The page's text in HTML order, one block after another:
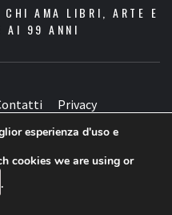
CHI AMA LIBRI, ARTE E
AI 99 ANNI
Privacy
InstagramYoutube
a Inchiostro Simpatico
esperienza d'uso e
cookies we are using or
.